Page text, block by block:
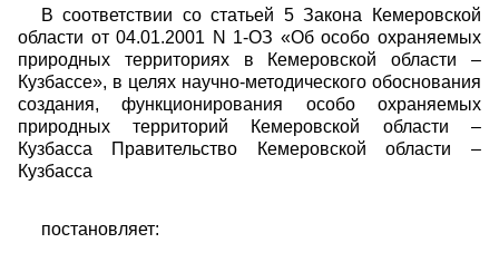
В соответствии со статьей 5 Закона Кемеровской
области от 04.01.2001 N 1-ОЗ «Об особо охраняемых
природных территориях в Кемеровской области –
Кузбассе», в целях научно-методического обоснования
создания, функционирования особо охраняемых
природных территорий Кемеровской области –
Кузбасса Правительство Кемеровской области –
Кузбасса
постановляет: